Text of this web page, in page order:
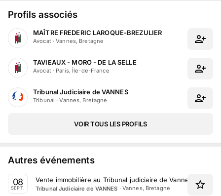
Profils associés
MAÎTRE FREDERIC LAROQUE-BREZULIER
Avocat·Vannes, Bretagne
TAVIEAUX - MORO - DE LA SELLE
Avocat· Paris, Île-de-France
Tribunal Judiciaire de VANNES
Tribunal ·Vannes, Bretagne
VOIR TOUS LES PROFILS
Autres événements
08
SEPT.
Vente immobilière au Tribunal judiciaire de Vannes le 8
Tribunal Judiciaire de VANNES · Vannes, Bretagne